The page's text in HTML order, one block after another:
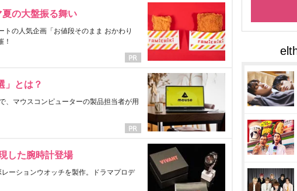
の大盤振る舞い
の人気企画「お値段そのまま おかわり
！
」とは？
、マウスコンピューターの製品担当者が用
した腕時計登場
ーションウオッチを製作。ドラマプロデ